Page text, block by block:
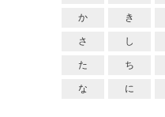
か き
さ し
た ち
な に